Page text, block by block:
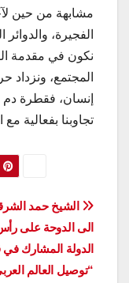
مشابهة من حين
الفجيرة،
نكون في مقدمة
المجتمع، ونزداد
إنسان، فقطرة دم
تجاوبنا بفعالية مع
تصفّح
المقالات
الشيخ حمد
الى الدوحة على
الدولة المشارك
“توصيل العالم العربي